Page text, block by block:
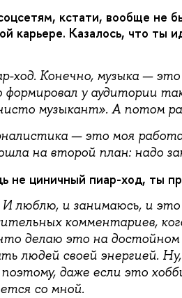
кстати, вообще не
карьере. Казалось, что ты
ход. Конечно, музыка —
формировал у аудитории
музыкант». А потом
— это моя
на второй план: надо
не циничный пиар-ход, ты
люблю, и занимаюсь, и
комментариев,
делаю это на достойном
людей своей энергией.
даже если это
со мной.